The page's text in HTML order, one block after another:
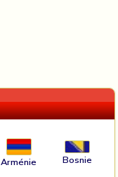
Arménie Bosnie